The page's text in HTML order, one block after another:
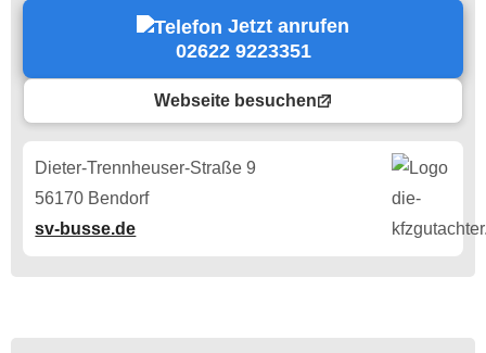
Jetzt anrufen
02622 9223351
Webseite besuchen
Dieter-Trennheuser-Straße 9
56170 Bendorf
sv-busse.de